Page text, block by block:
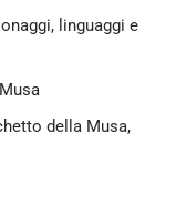
linguaggi e
della Musa,